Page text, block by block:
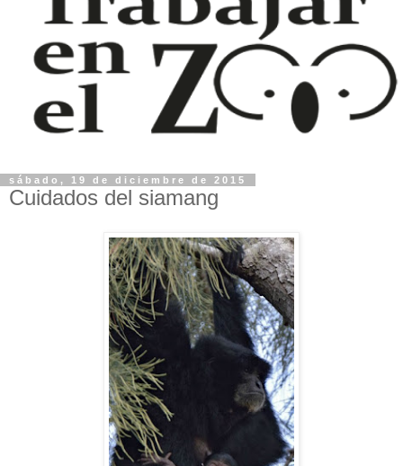
sábado, 19 de diciembre de 2015
Cuidados del siamang